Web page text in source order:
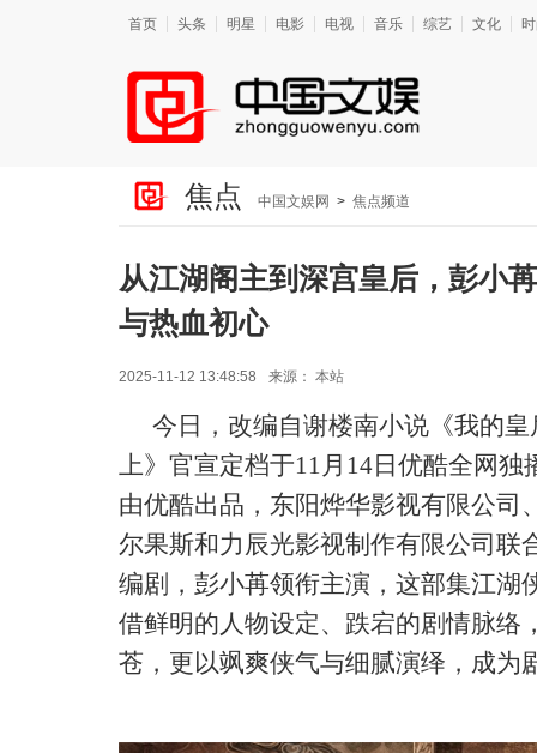
首页 头条 明星 电影 电视 音乐 综艺 文化
焦点 中国文娱网 > 焦点频道
从江湖阁主到深宫皇后，彭小
与热血初心
2025-11-12 13:48:58 来源： 本站
今日，改编自谢楼南小说《我的
上》官宣定档于11月14日优酷全网
由优酷出品，东阳烨华影视有限公司
尔果斯和力辰光影视制作有限公司联
编剧，彭小苒领衔主演，这部集江湖
借鲜明的人物设定、跌宕的剧情脉络
苍，更以飒爽侠气与细腻演绎，成为